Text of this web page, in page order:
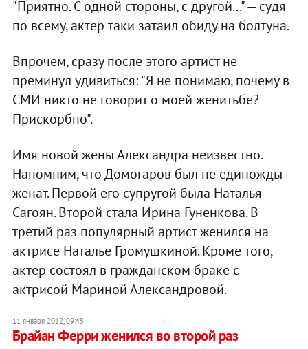
"Приятно. С одной стороны, с другой..." — судя
по всему, актер таки затаил обиду на болтуна.
Впрочем, сразу после этого артист не
преминул удивиться: "Я не понимаю, почему в
СМИ никто не говорит о моей женитьбе?
Прискорбно".
Имя новой жены Александра неизвестно.
Напомним, что Домогаров был не единожды
женат. Первой его супругой была Наталья
Сагоян. Второй стала Ирина Гуненкова. В
третий раз популярный артист женился на
актрисе Наталье Громушкиной. Кроме того,
актер состоял в гражданском браке с
актрисой Мариной Александровой.
11 января 2012, 09:45
Брайан Ферри женился во второй раз